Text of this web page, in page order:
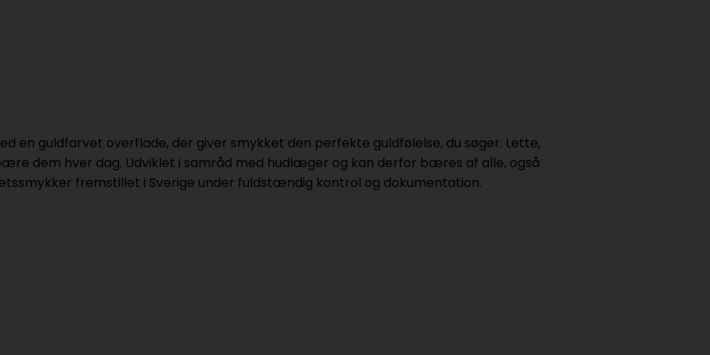
en guldfarvet overflade, der giver smykket den perfekte guldfølelse, du søger. Lette,
dem hver dag. Udviklet i samråd med hudlæger og kan derfor bæres af alle, også
fremstillet i Sverige under fuldstændig kontrol og dokumentation.